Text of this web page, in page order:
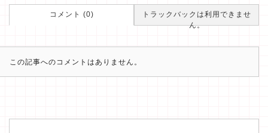
コメント (0)
トラックバックは利用できませ
ん。
この記事へのコメントはありません。